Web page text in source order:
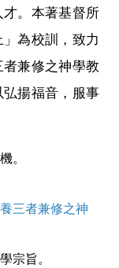
。本著基督所
為校訓，致力
兼修之神學教
揚福音，服事
。
三者兼修之神
宗旨。